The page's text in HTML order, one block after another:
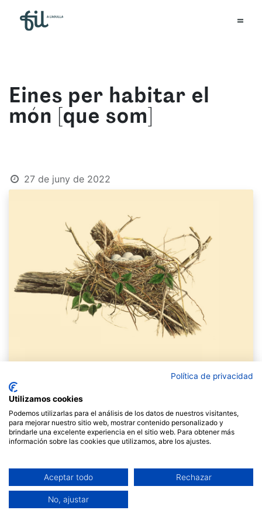
Eines per habitar el
món [que som]
27 de juny de 2022
Article de la Neus Andreu Monsech
Com a resposta als estímuls interns i externs de
natural als seus hàbitats. No han de pensar com fer-
ho, la seva connexió amb el tot i la sevaconsciència
d’interdependènciaels guia en el seu dia a dia.
Política de privacidad
Utilizamos cookies
Podemos utilizarlas para el análisis de los datos de nuestros visitantes,
para mejorar nuestro sitio web, mostrar contenido personalizado y
brindarle una excelente experiencia en el sitio web. Para obtener más
información sobre las cookies que utilizamos, abre los ajustes.
Aceptar todo Rechazar
No, ajustar